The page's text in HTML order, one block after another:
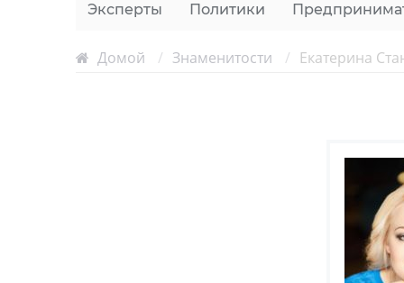
Эксперты Политики
Домой / Знаменитости / Екатерина